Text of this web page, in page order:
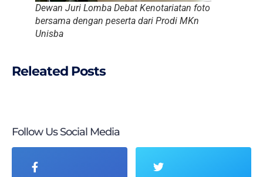
Dewan Juri Lomba Debat Kenotariatan foto
bersama dengan peserta dari Prodi MKn
Unisba
Releated Posts
Follow Us Social Media